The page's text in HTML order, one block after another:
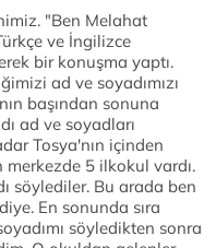
"Ben Melahat
ve İngilizce
bir konuşma yaptı.
ad ve soyadımızı
başından sonuna
ad ve soyadları
Tosya'nın içinden
merkezde 5 ilkokul vardı.
söylediler. Bu arada ben
En sonunda sıra
söyledikten sonra